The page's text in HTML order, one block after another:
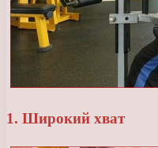
1. Широкий хват